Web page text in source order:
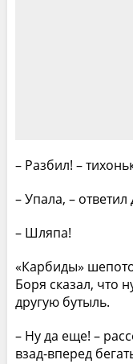
– Разбил! –
– Упала, –
– Шляпа!
«Карбиды»
Боря сказал, что
другую бутыль.
– Ну да еще! –
взад-вперед